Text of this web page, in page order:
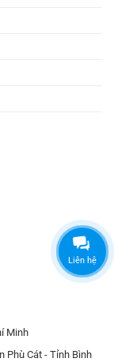
Minh
Phù Cát - Tỉnh Bình
Liên hệ